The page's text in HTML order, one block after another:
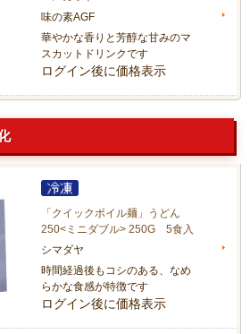
味の素AGF
華やかな香りと芳醇な甘みのマ
スカットドリンクです
ログイン後に価格表示
「クイックボイル麺」うどん
250<ミニダブル> 250G 5食入
シマダヤ
時間経過後もコシのある、なめ
らかな食感が特徴です
ログイン後に価格表示